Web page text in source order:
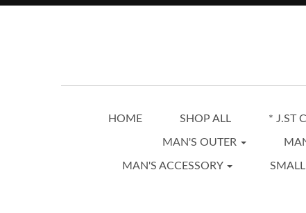
HOME SHOP ALL * J.ST
MAN'S OUTER
MAN'S ACCESSORY